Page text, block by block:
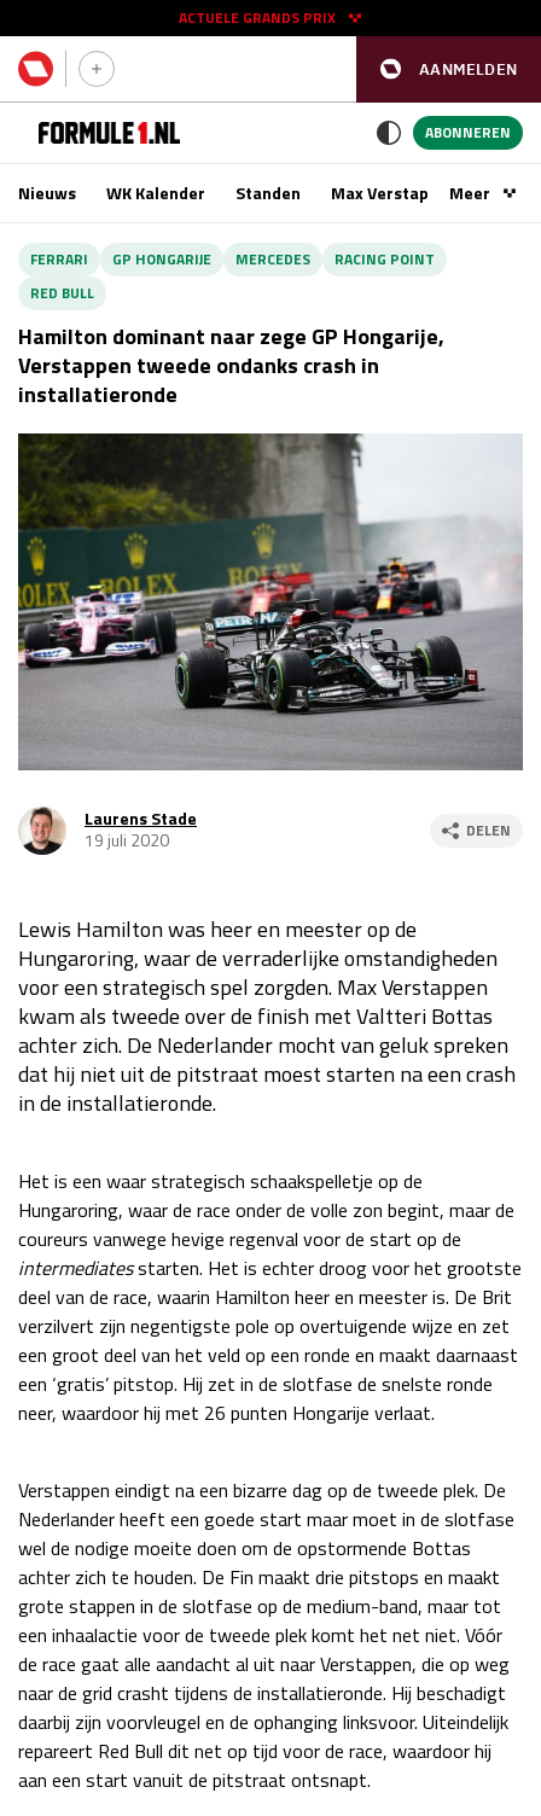
AANMELDEN
ACTUELE GRANDS PRIX
11 - 13 sep
Race
zo 15:00 - 17:00
Kwalificatie
vr 14:00 - 15:00
za 13:00 - 15:00
GP SINGAPORE 2026
Kwalificatie
Race
zo 14:00 - 16:00
GP VERENIGDE STATEN 2026 23 - 25 okt
Race
GP MEXICO 2026 30 okt - 01 nov
Kwalificatie
za 22:00 - 23:00
Race
LAS VEGAS GRAND PRIX 2026 20 - 22 nov
zo 05:00 - 07:00
GP QATAR 2026 27 - 29 nov
Race
zo 17:00 - 19:00
Kwalificatie
za 15:00 - 16:00
Race
zo 14:00 - 16:00
ABONNEREN
Nieuws WK Kalender Standen Max VerstappenMeer
FERRARI GP HONGARIJE MERCEDES
RACING POINT
RED BULL
Hamilton dominant naar zege GP Hongarije,
Verstappen tweede ondanks crash in
installatieronde
Laurens Stade
19 juli 2020
DELEN
Lewis Hamilton was heer en meester op de
Hungaroring, waar de verraderlijke omstandigheden
voor een strategisch spel zorgden. Max Verstappen
kwam als tweede over de finish met Valtteri Bottas
achter zich. De Nederlander mocht van geluk spreken
dat hij niet uit de pitstraat moest starten na een crash
in de installatieronde.
Het is een waar strategisch schaakspelletje op de
Hungaroring, waar de race onder de volle zon begint, maar de
coureurs vanwege hevige regenval voor de start op de
intermediatesstarten. Het is echter droog voor het grootste
deel van de race, waarin Hamilton heer en meester is. De Brit
verzilvert zijn negentigste pole op overtuigende wijze en zet
een groot deel van het veld op een ronde en maakt daarnaast
een ‘gratis’ pitstop. Hij zet in de slotfase de snelste ronde
neer, waardoor hij met 26 punten Hongarije verlaat.
Verstappen eindigt na een bizarre dag op de tweede plek. De
Nederlander heeft een goede start maar moet in de slotfase
wel de nodige moeite doen om de opstormende Bottas
achter zich te houden. De Fin maakt drie pitstops en maakt
grote stappen in de slotfase op de medium-band, maar tot
een inhaalactie voor de tweede plek komt het net niet. Vóór
de race gaat alle aandacht al uit naar Verstappen, die op weg
naar de grid crasht tijdens de installatieronde. Hij beschadigt
daarbij zijn voorvleugel en de ophanging linksvoor. Uiteindelijk
repareert Red Bull dit net op tijd voor de race, waardoor hij
aan een start vanuit de pitstraat ontsnapt.